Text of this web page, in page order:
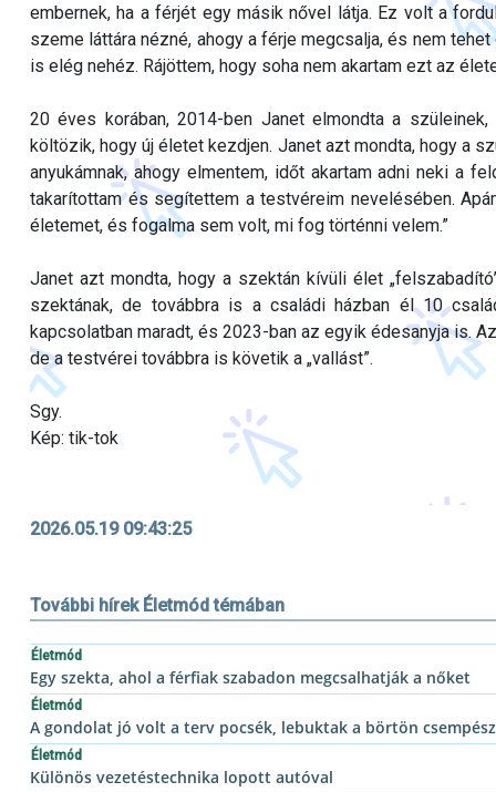
embernek, ha a férjét egy másik nővel látja. Ez volt a
szeme láttára nézné, ahogy a férje megcsalja, és nem
is elég nehéz. Rájöttem, hogy soha nem akartam ezt az
20 éves korában, 2014-ben Janet elmondta a
költözik, hogy új életet kezdjen. Janet azt mondta, hogy a
anyukámnak, ahogy elmentem, időt akartam adni neki a
takarítottam és segítettem a testvéreim nevelésében.
életemet, és fogalma sem volt, mi fog történni velem.”
Janet azt mondta, hogy a szektán kívüli élet
szektának, de továbbra is a családi házban él 10
kapcsolatban maradt, és 2023-ban az egyik édesanyja is.
de a testvérei továbbra is követik a „vallást”.
Sgy.
Kép: tik-tok
2026.05.19 09:43:25
További hírek Életmód témában
Életmód
Egy szekta, ahol a férfiak szabadon megcsalhatják a nőket
Életmód
A gondolat jó volt a terv pocsék, lebuktak a börtön
Életmód
Különös vezetéstechnika lopott autóval